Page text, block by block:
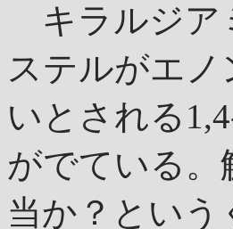
キラルジア
ステルがエ
いとされる
がでている。
当か？とい